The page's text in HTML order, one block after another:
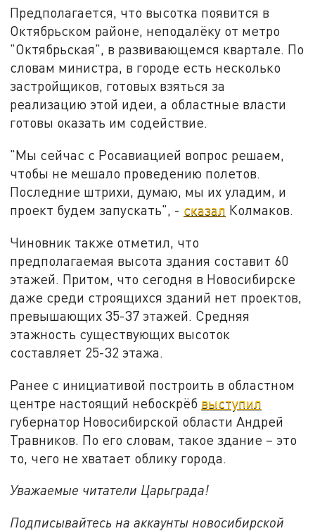
Предполагается, что высотка появится в
Октябрьском районе, неподалёку от метро
"Октябрьская", в развивающемся квартале. По
словам министра, в городе есть несколько
застройщиков, готовых взяться за
реализацию этой идеи, а областные власти
готовы оказать им содействие.
"Мы сейчас с Росавиацией вопрос решаем,
чтобы не мешало проведению полетов.
Последние штрихи, думаю, мы их уладим, и
проект будем запускать", - сказал Колмаков.
Чиновник также отметил, что
предполагаемая высота здания составит 60
этажей. Притом, что сегодня в Новосибирске
даже среди строящихся зданий нет проектов,
превышающих 35-37 этажей. Средняя
этажность существующих высоток
составляет 25-32 этажа.
Ранее с инициативой построить в областном
центре настоящий небоскрёб выступил
губернатор Новосибирской области Андрей
Травников. По его словам, такое здание – это
то, чего не хватает облику города.
Уважаемые читатели Царьграда!
Подписывайтесь на аккаунты новосибирской